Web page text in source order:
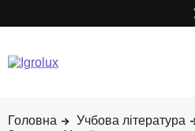
Учбова література